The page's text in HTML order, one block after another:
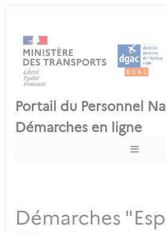
Démarches